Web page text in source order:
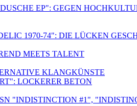
EP": GEGEN
1970-74": DIE LÜCKEN
MEETS TALENT
KLANGKÜNSTE
LOCKERER BETON
"INDISTINCTION #1",